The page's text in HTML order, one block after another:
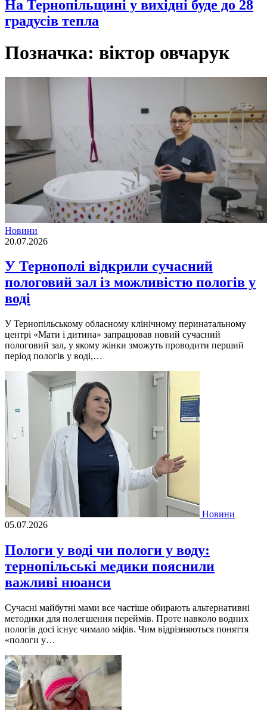
На Тернопільщині у вихідні буде до 28
градусів тепла
Позначка: віктор овчарук
Новини
20.07.2026
У Тернополі відкрили сучасний
пологовий зал із можливістю пологів у
воді
У Тернопільському обласному клінічному перинатальному
центрі «Мати і дитина» запрацював новий сучасний
пологовий зал, у якому жінки зможуть проводити перший
період пологів у воді,…
Новини
05.07.2026
Пологи у воді чи пологи у воду:
тернопільські медики пояснили
важливі нюанси
Сучасні майбутні мами все частіше обирають альтернативні
методики для полегшення переймів. Проте навколо водних
пологів досі існує чимало міфів. Чим відрізняються поняття
«пологи у…